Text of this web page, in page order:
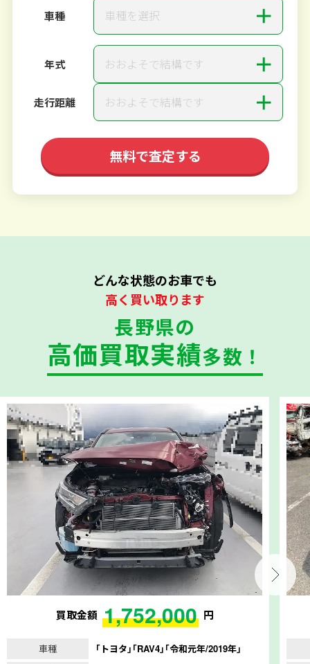
車種 車種を選択 ＋
年式 おおよそで結構です ＋
走行距離 おおよそで結構です ＋
無料で査定する
どんな状態のお車でも
高く買い取ります
長野県の
高価買取実績多数！
買取金額 1,752,000 円
車種
｢トヨタ｣｢RAV4｣｢令和元年/2019年｣